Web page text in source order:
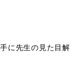
に先生の見た目解